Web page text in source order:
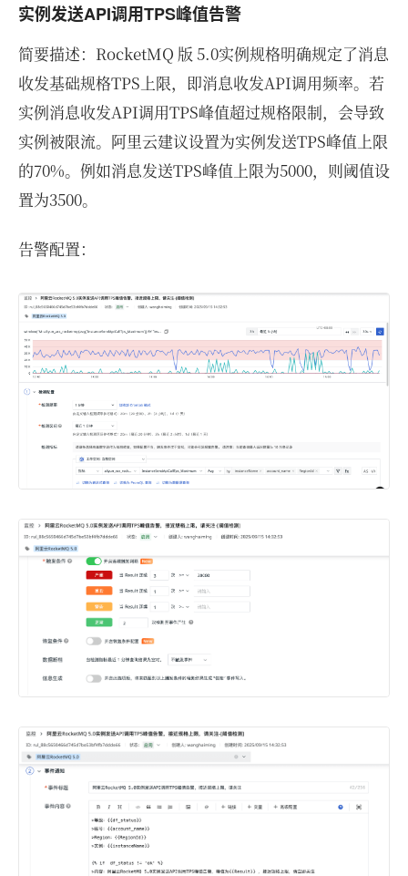
实例发送API调用TPS峰值告警
简要描述：RocketMQ 版 5.0实例规格明确规定了消息
收发基础规格TPS上限，即消息收发API调用频率。若
实例消息收发API调用TPS峰值超过规格限制，会导致
实例被限流。阿里云建议设置为实例发送TPS峰值上限
的70%。例如消息发送TPS峰值上限为5000，则阈值设
置为3500。
告警配置：